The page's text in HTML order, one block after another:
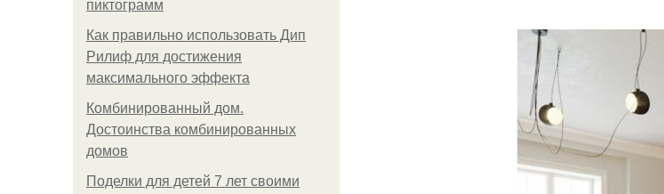
пиктограмм
Как правильно использовать Дип
Рилиф для достижения
максимального эффекта
Комбинированный дом.
Достоинства комбинированных
домов
Поделки для детей 7 лет своими